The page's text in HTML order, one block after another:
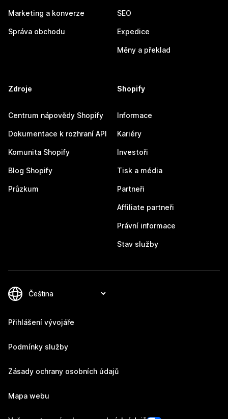
Marketing a konverze
Správa obchodu
SEO
Expedice
Měny a překlad
Zdroje
Centrum nápovědy Shopify
Dokumentace k rozhraní API
Komunita Shopify
Blog Shopify
Průzkum
Shopify
Informace
Kariéry
Investoři
Tisk a média
Partneři
Affiliate partneři
Právní informace
Stav služby
Přihlášení vývojáře
Podmínky služby
Zásady ochrany osobních údajů
Mapa webu